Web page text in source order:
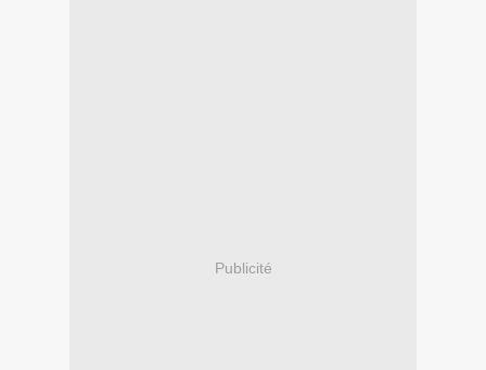
Publicité